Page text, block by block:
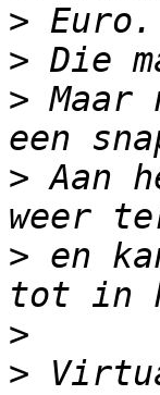
>
>
>
> Aan
> en
>
>